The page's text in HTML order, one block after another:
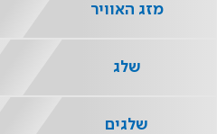
מזג האוויר
שלג
שלגים